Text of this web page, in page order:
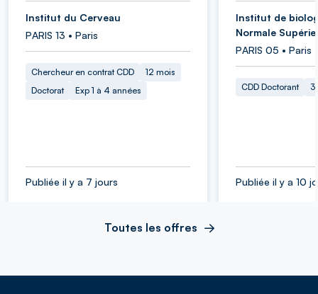
Institut du Cerveau
PARIS 13 • Paris
Chercheur en contrat CDD
12 mois
Doctorat
Exp 1 à 4 années
Publiée il y a 7 jours
Institut de
Normale
PARIS 05 • Paris
CDD Doctorant
Publiée il y a 10
Toutes les offres